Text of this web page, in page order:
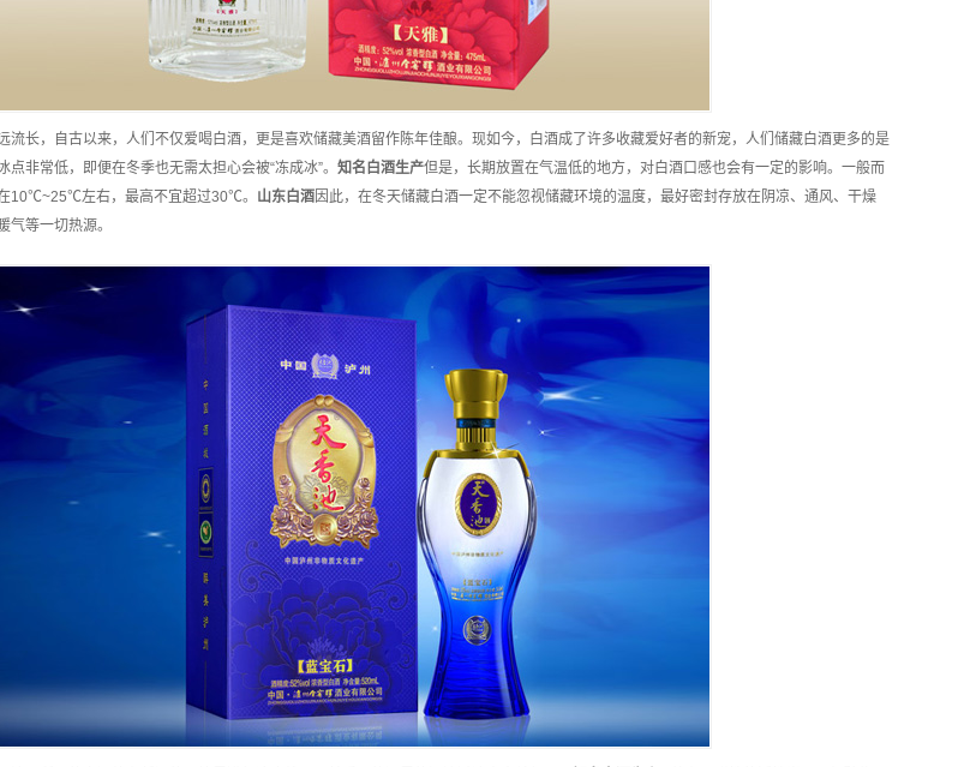
流长，自古以来，人们不仅爱喝白酒，更是喜欢储藏美酒留作陈年佳酿。现如今，白酒成了许多收藏爱好者的新宠，人们储藏白酒更多的是
非常低，即便在冬季也无需太担心会被“冻成冰”。 知名 白酒生产但是，长期放置在气温低的地方，对白酒口感也会有一定的影响。一般而
10℃~25℃左右，最高不宜超过30℃。 山东 白酒因此，在冬天储藏白酒一定不能忽视储藏环境的温度，最好密封存放在阴凉、通风、干燥
气等一切热源。